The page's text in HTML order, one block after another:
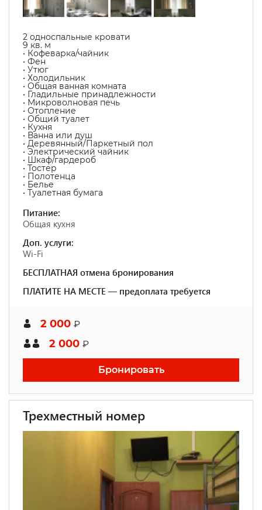
2 односпальные кровати
9 кв. м
• Кофеварка/чайник
• Фен
• Утюг
• Холодильник
• Общая ванная комната
• Гладильные принадлежности
• Микроволновая печь
• Отопление
• Общий туалет
• Кухня
• Ванна или душ
• Деревянный/Паркетный пол
• Электрический чайник
• Шкаф/гардероб
• Тостер
• Полотенца
• Белье
• Туалетная бумага
Питание:
Общая кухня
Доп. услуги:
Wi-Fi
БЕСПЛАТНАЯ отмена бронирования
ПЛАТИТЕ НА МЕСТЕ — предоплата требуется
2 000 ₽
2 000 ₽
Бронировать
Трехместный номер